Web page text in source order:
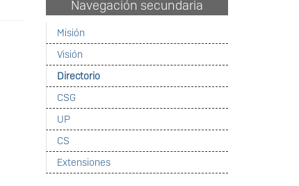
Navegación secundaria
Misión
Visión
Directorio
CSG
UP
CS
Extensiones